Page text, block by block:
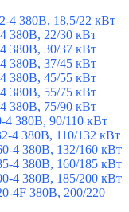
4 380В, 18,5/22 кВт
380В, 22/30 кВт
380В, 30/37 кВт
380В, 37/45 кВт
380В, 45/55 кВт
380В, 55/75 кВт
380В, 75/90 кВт
380В, 90/110 кВт
4 380В, 110/132 кВт
4 380В, 132/160 кВт
4 380В, 160/185 кВт
4 380В, 185/200 кВт
4F 380В, 200/220